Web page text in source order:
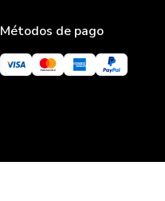
Métodos de pago